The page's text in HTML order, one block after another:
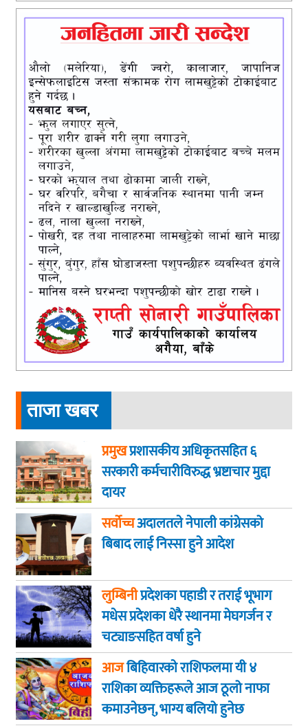
ताजा खबर
प्रमुखप्रशासकीय अधिकृतसहित ६
सरकारी कर्मचारीविरुद्ध भ्रष्टाचार मुद्दा
दायर
सर्वोच्चअदालतले नेपाली कांग्रेसको
बिबाद लाई निस्सा हुने आदेश
लुम्बिनीप्रदेशका पहाडी र तराई भूभाग
मधेस प्रदेशका धेरै स्थानमा मेघगर्जन र
चट्याङसहित वर्षा हुने
आजबिहिवारकाे राशिफलमा यी ४
राशिका व्यक्तिहरूले आज ठूलो नाफा
कमाउनेछन्, भाग्य बलियो हुनेछ